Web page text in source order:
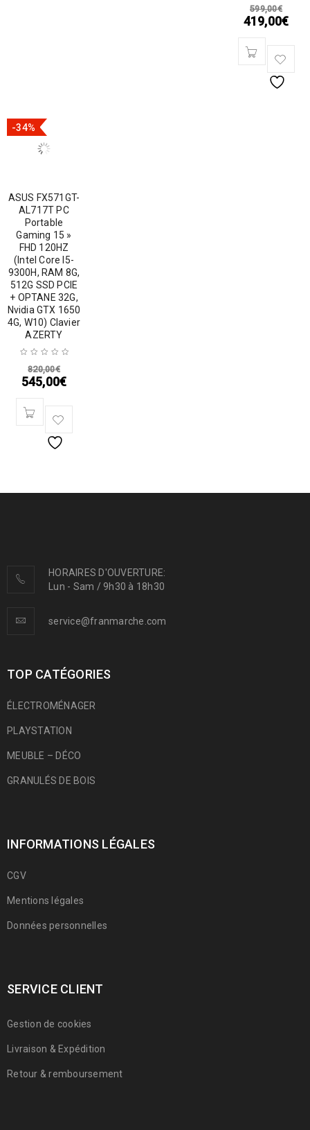
599,00€
419,00€
-34%
ASUS FX571GT-
AL717T PC
Portable
Gaming 15 »
FHD 120HZ
(Intel Core I5-
9300H, RAM 8G,
512G SSD PCIE
+ OPTANE 32G,
Nvidia GTX 1650
4G, W10) Clavier
AZERTY
820,00€
545,00€
HORAIRES D'OUVERTURE:
Lun - Sam / 9h30 à 18h30
service@franmarche.com
TOP CATÉGORIES
ÉLECTROMÉNAGER
PLAYSTATION
MEUBLE – DÉCO
GRANULÉS DE BOIS
INFORMATIONS LÉGALES
CGV
Mentions légales
Données personnelles
SERVICE CLIENT
Gestion de cookies
Livraison & Expédition
Retour & remboursement